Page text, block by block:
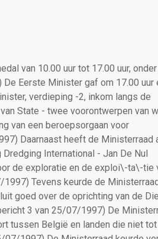
van België vallen. (persbericht 24 van 25/07/1997) De Ministerraad keurde eveneens drie ontwerpen van Koninklijk Besluit+ goed over de modernisering van de sociale zekerheid. Dit gebeurde nadat de Ministerraad kennis nam van het rapport van de werkgroep. (persbericht 25 van 25/07/1997) Daarnaast keurde de Ministerraad, na advies van de Raad van State, +een voorontwerp van programmawet goed met diverse bepalingen. (persbericht 26 van 25/07/1997) De Ministerraad stemde tevens in met de opname van twee +ontwerp-arti\-kelen in de sociale programmawet. (persbericht 27 van 25/07/1997) De Ministerraad keurde het ontwerp van programmawet goed ter +bevordering van het zelfstandig ondernemerschap definitief goed. (persbericht 28 van 25/07/1997) Voorts keurde de Ministerraad een tweede contract goed dat werd +afgeslo\-ten tussen de Nationale Maatschappij der Belgische Spoorwegen en de Staat. De Ministerraad keurde eveneens een voorontwerp van wet over fiscale bepalingen goed Ook keurde de Ministerraad een ontwerp van Koninklijk Besluit goed dat de Federale Participatiemaatschappij verplicht om aandelen van de N.V. Beroepskrediet over te dragen. (persbericht 29 van 25/07/1997) De Ministerraad keurde verder een ontwerp van Koninklijk Besluit goed+ tot bepaling van het winstverde\-lingsplan van de Nationale Loterij voor het dienst\-jaar 1997. Dit winstverdelingsplan is geraamd op 7.200.000.000 BEF. (persbericht 30 van 25/07/1997) Voorts keurde de Ministerraad een ontwerp van Koninklijk Besluit goed+ over de benoeming van een nieuwe vice-voorzitter bij het directiecomité van de effectenbeursvennootschap van Antwerpen. De Ministerraad geeft de Vice-Eerste Minister en de Minister van Financiën de toestemming om het ontwerp aan het Staatshoofd voor te leggen. (persbericht 31 van 25/07/1997) De Ministerraad keurde tevens een ontwerp van Koninklijk Besluit goed+ dat enkele wijzigingen aanbrengt aan de onderwijswetgeving. (persbericht 32 van 25/07/1997) Ook keurde de Ministerraad een ontwerp van Koninklijk Besluit goed +over het gewaarborgd inkomen voor bejaarden. (persbericht 33 van 25/07/1997) De Ministerraad keurde verder de maatregelen goed die voorgesteld +werden door de werkgroep over de tewerkstelling van stagiairs door de overheid. (persbericht 34 van 25/07/1997) Voorts keurde de Ministerraad twee ontwerpen van Koninklijk Besluit +goed over de verplichting om stagiairs in dienst te nemen in bepaalde openbare diensten. (persbericht 35 van 25/07/1997) De Ministerraad keurde eveneens een ontwerp van Koninklijk Besluit +goed waardoor ook uitzendkrachten personen met loopbaanonderbre\-king kunnen vervangen. Dit geldt wanneer het gaat om een korte loopbaanonderbreking van 3 maanden. (persbericht 36 van 25/07/1997) De Ministerraad keurde de rekeningen goed van het Instituut voor de verbetering van de Arbeidsomstandigheden voor het jaar 1991. (persbericht 37 van 25/07/1997) De Ministerraad keurde ook een ontwerp van Koninklijk Besluit goed +over het personeel van het onderwijs en van de psycho-medisch-sociale centra. (persbericht 38 van 25/07/1997) De Ministerraad keurde een ontwerp van koninklijk besluit goed over +de aanwijzing van een vereniging zonder winstoogmerk. (persbericht 39 van 25/07/1997) De Ministerraad keurde vier ontwerpen van Koninklijk Besluit goed die+ de ZIV-wetgeving wijzigen (Ziekte- en Invaliditeits\-verze\-kering). Deze wijziging geldt